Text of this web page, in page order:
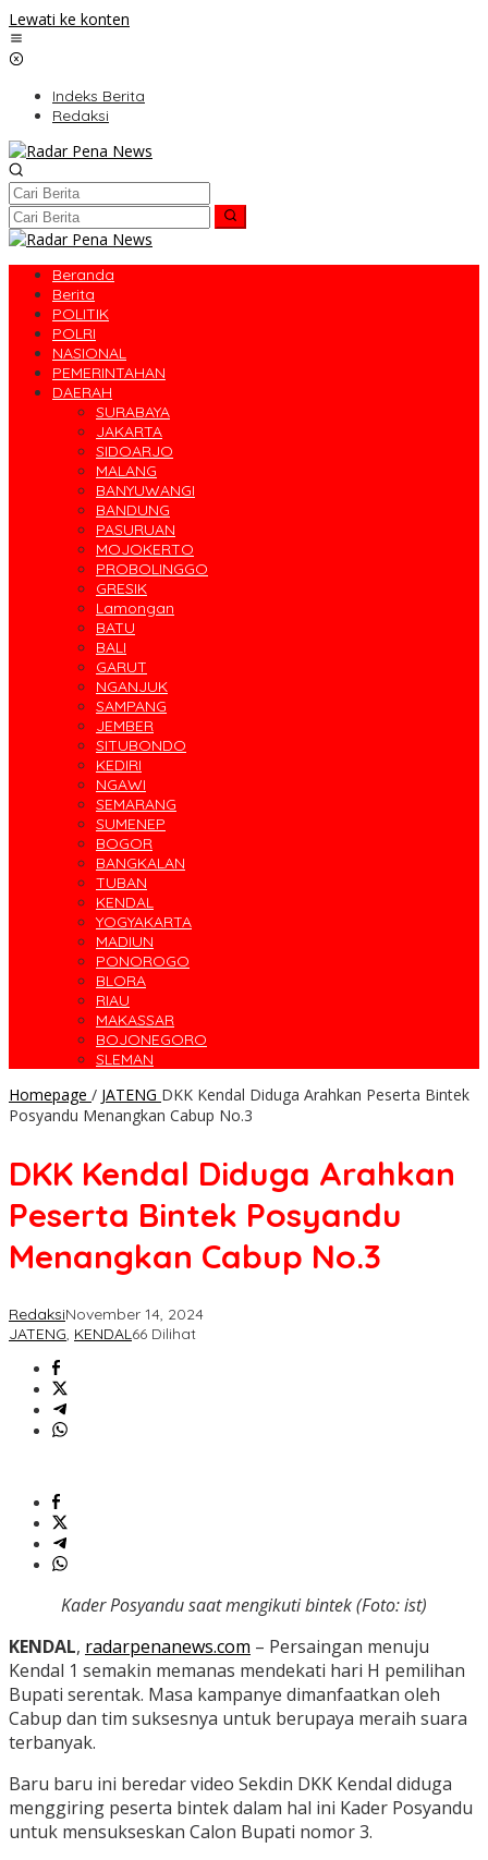
Lewati ke konten
Indeks Berita
Redaksi
Beranda
Berita
POLITIK
POLRI
NASIONAL
PEMERINTAHAN
DAERAH
SURABAYA
JAKARTA
SIDOARJO
MALANG
BANYUWANGI
BANDUNG
PASURUAN
MOJOKERTO
PROBOLINGGO
GRESIK
Lamongan
BATU
BALI
GARUT
NGANJUK
SAMPANG
JEMBER
SITUBONDO
KEDIRI
NGAWI
SEMARANG
SUMENEP
BOGOR
BANGKALAN
TUBAN
KENDAL
YOGYAKARTA
MADIUN
PONOROGO
BLORA
RIAU
MAKASSAR
BOJONEGORO
SLEMAN
Homepage / JATENG DKK Kendal Diduga Arahkan Peserta Bintek
Posyandu Menangkan Cabup No.3
DKK Kendal Diduga Arahkan
Peserta Bintek Posyandu
Menangkan Cabup No.3
RedaksiNovember 14, 2024
JATENG, KENDAL66 Dilihat
Kader Posyandu saat mengikuti bintek (Foto: ist)
KENDAL, radarpenanews.com – Persaingan menuju
Kendal 1 semakin memanas mendekati hari H pemilihan
Bupati serentak. Masa kampanye dimanfaatkan oleh
Cabup dan tim suksesnya untuk berupaya meraih suara
terbanyak.
Baru baru ini beredar video Sekdin DKK Kendal diduga
menggiring peserta bintek dalam hal ini Kader Posyandu
untuk mensukseskan Calon Bupati nomor 3.